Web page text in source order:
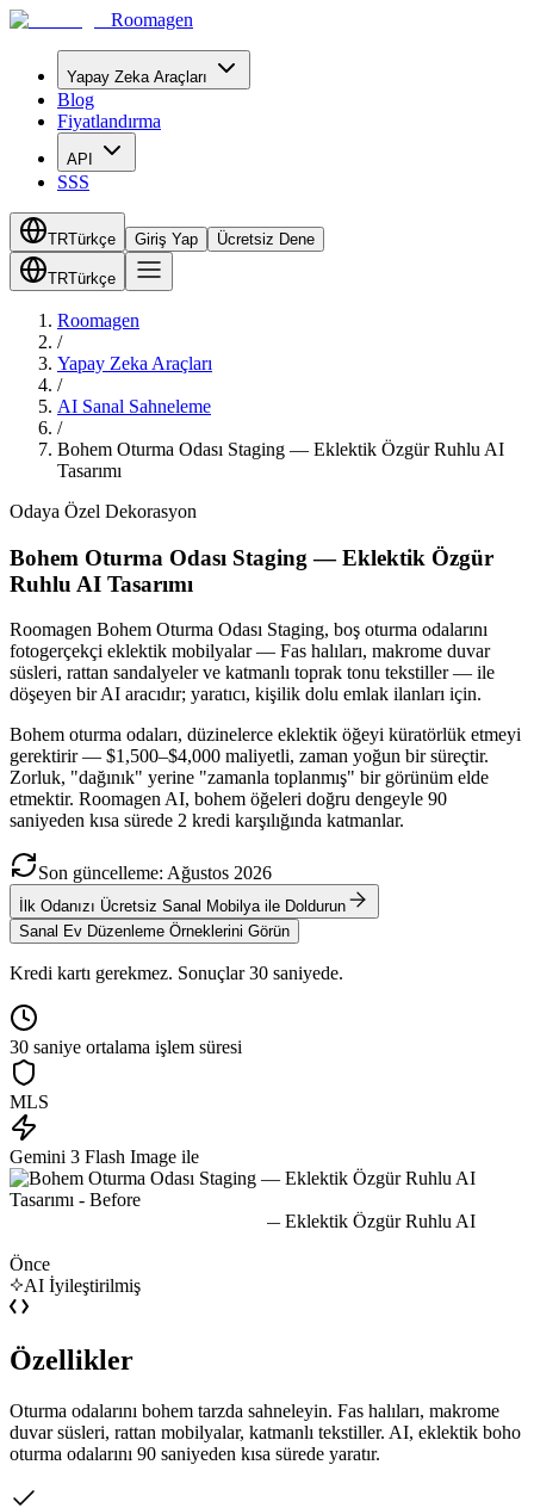
Roomagen
Yapay Zeka Araçları
Blog
Fiyatlandırma
API
SSS
TRTürkçe Giriş Yap Ücretsiz Dene
TRTürkçe
Roomagen
/
Yapay Zeka Araçları
/
AI Sanal Sahneleme
/
Bohem Oturma Odası Staging — Eklektik Özgür Ruhlu AI
Tasarımı
Odaya Özel Dekorasyon
Bohem Oturma Odası Staging — Eklektik Özgür
Ruhlu AI Tasarımı
Roomagen Bohem Oturma Odası Staging, boş oturma odalarını
fotogerçekçi eklektik mobilyalar — Fas halıları, makrome duvar
süsleri, rattan sandalyeler ve katmanlı toprak tonu tekstiller — ile
döşeyen bir AI aracıdır; yaratıcı, kişilik dolu emlak ilanları için.
Bohem oturma odaları, düzinelerce eklektik öğeyi küratörlük etmeyi
gerektirir — $1,500–$4,000 maliyetli, zaman yoğun bir süreçtir.
Zorluk, "dağınık" yerine "zamanla toplanmış" bir görünüm elde
etmektir. Roomagen AI, bohem öğeleri doğru dengeyle 90
saniyeden kısa sürede 2 kredi karşılığında katmanlar.
Son güncelleme: Ağustos 2026
İlk Odanızı Ücretsiz Sanal Mobilya ile Doldurun
Sanal Ev Düzenleme Örneklerini Görün
Kredi kartı gerekmez. Sonuçlar 30 saniyede.
30 saniye ortalama işlem süresi
MLS
Gemini 3 Flash Image ile
Önce
AI İyileştirilmiş
Özellikler
Oturma odalarını bohem tarzda sahneleyin. Fas halıları, makrome
duvar süsleri, rattan mobilyalar, katmanlı tekstiller. AI, eklektik boho
oturma odalarını 90 saniyeden kısa sürede yaratır.